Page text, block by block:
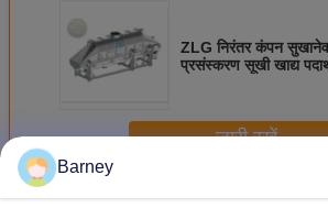
ZLG निरंतर कंपन
प्रसंस्करण सूखी खाद्य
जारी रखें
अधिकतरल पदार्थ बिस्तर सुखाने की मशीन
Barney